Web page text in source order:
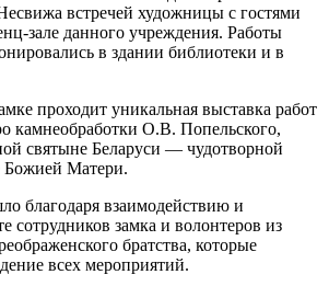
встречей художницы с гостями
зале данного учреждения. Работы
в здании библиотеки и в
проходит уникальная выставка работ
камнеобработки О.В. Попельского,
святыне Беларуси — чудотворной
Божией Матери.
благодаря взаимодействию и
сотрудников замка и волонтеров из
братства, которые
всех мероприятий.